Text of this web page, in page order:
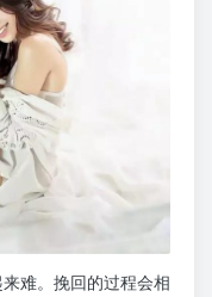
难。挽回的过程会相